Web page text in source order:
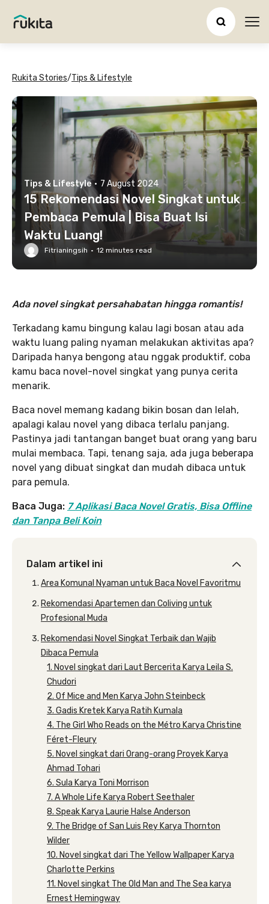
Rukita Stories/Tips & Lifestyle
Tips & Lifestyle · 7 August 2024
15 Rekomendasi Novel Singkat untuk
Pembaca Pemula | Bisa Buat Isi
Waktu Luang!
Fitrianingsih · 12 minutes read
Ada novel singkat persahabatan hingga romantis!
Terkadang kamu bingung kalau lagi bosan atau ada
waktu luang paling nyaman melakukan aktivitas apa?
Daripada hanya bengong atau nggak produktif, coba
kamu baca novel-novel singkat yang punya cerita
menarik.
Baca novel memang kadang bikin bosan dan lelah,
apalagi kalau novel yang dibaca terlalu panjang.
Pastinya jadi tantangan banget buat orang yang baru
mulai membaca. Tapi, tenang saja, ada juga beberapa
novel yang dibuat singkat dan mudah dibaca untuk
para pemula.
Baca Juga: 7 Aplikasi Baca Novel Gratis, Bisa Offline
dan Tanpa Beli Koin
Dalam artikel ini
Area Komunal Nyaman untuk Baca Novel Favoritmu
Rekomendasi Apartemen dan Coliving untuk
Profesional Muda
Rekomendasi Novel Singkat Terbaik dan Wajib
Dibaca Pemula
1. Novel singkat dari Laut Bercerita Karya Leila S.
Chudori
2. Of Mice and Men Karya John Steinbeck
3. Gadis Kretek Karya Ratih Kumala
4. The Girl Who Reads on the Métro Karya Christine
Féret-Fleury
5. Novel singkat dari Orang-orang Proyek Karya
Ahmad Tohari
6. Sula Karya Toni Morrison
7. A Whole Life Karya Robert Seethaler
8. Speak Karya Laurie Halse Anderson
9. The Bridge of San Luis Rey Karya Thornton
Wilder
10. Novel singkat dari The Yellow Wallpaper Karya
Charlotte Perkins
11. Novel singkat The Old Man and The Sea karya
Ernest Hemingway